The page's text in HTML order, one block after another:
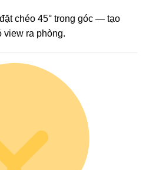
chéo 45° trong góc — tạo
view ra phòng.